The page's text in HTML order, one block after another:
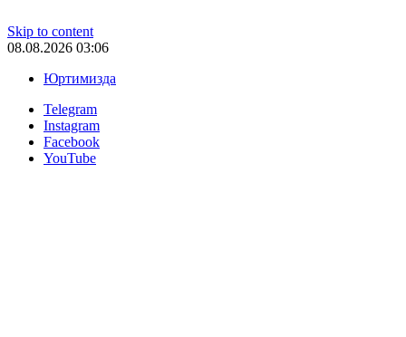
Skip to content
08.08.2026 03:06
Юртимизда
Telegram
Instagram
Facebook
YouTube